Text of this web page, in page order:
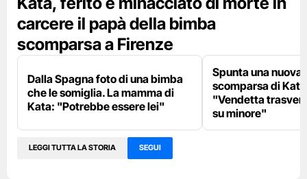
carcere il papà della bimba
scomparsa a Firenze
Dalla Spagna foto di una bimba
che le somiglia. La mamma di
Kata: "Potrebbe essere lei"
Spunta una nuova
scomparsa di
"Vendetta
su minore"
LEGGI TUTTA LA STORIA SEGUI